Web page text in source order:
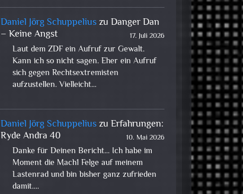
Daniel Jörg SchuppeliuszuDanger Dan
– Keine Angst
17. Juli 2026
Laut dem ZDF ein Aufruf zur Gewalt.
Kann ich so nicht sagen. Eher ein Aufruf
sich gegen Rechtsextremisten
aufzustellen. Vielleicht…
Daniel Jörg SchuppeliuszuErfahrungen:
Ryde Andra 40
10. Mai 2026
Danke für Deinen Bericht... Ich habe im
Moment die Mach1 Felge auf meinem
Lastenrad und bin bisher ganz zufrieden
damit.…